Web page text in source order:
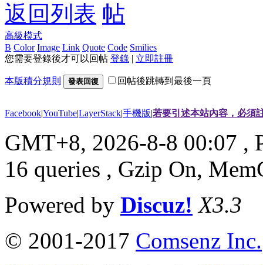
返回列表
高級模式
B Color Image Link Quote Code Smilies
您需要登錄後才可以回帖 登錄 | 立即註冊
本版積分規則 發表回復 回帖後跳轉到最後一頁
Facebook|YouTube|LayerStack|手機版|若要引述本站內容，必須
GMT+8, 2026-8-8 00:07 ,
16 queries , Gzip On,
Powered by Discuz! X3.3
© 2001-2017 Comsenz Inc.